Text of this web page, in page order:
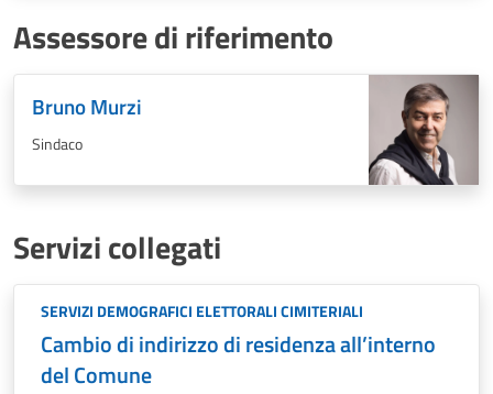
Assessore di riferimento
Bruno Murzi
Sindaco
Servizi collegati
SERVIZI DEMOGRAFICI ELETTORALI CIMITERIALI
Cambio di indirizzo di residenza all’interno
del Comune